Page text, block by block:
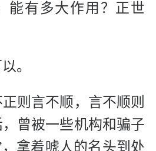
能有多大作用？正世
。
则言不顺，言不顺则
曾被一些机构和骗子
拿着唬人的名头到处